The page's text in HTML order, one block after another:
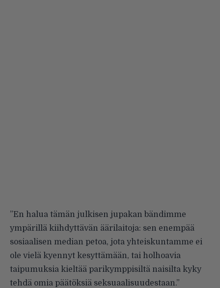
”En halua tämän julkisen jupakan bändimme
ympärillä kiihdyttävän äärilaitoja: sen enempää
sosiaalisen median petoa, jota yhteiskuntamme ei
ole vielä kyennyt kesyttämään, tai holhoavia
taipumuksia kieltää parikymppisiltä naisilta kyky
tehdä omia päätöksiä seksuaalisuudestaan.”